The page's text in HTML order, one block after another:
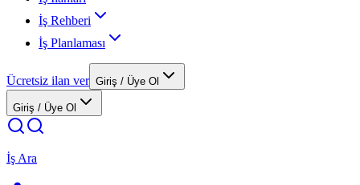
İş Rehberi
İş Planlaması
Ücretsiz ilan ver Giriş / Üye Ol
Giriş / Üye Ol
İş Ara